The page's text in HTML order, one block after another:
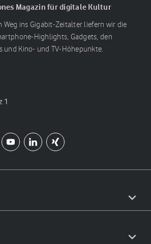
Magazin für digitale Kultur
Weg ins Gigabit-Zeitalter liefern wir die
Highlights, Gadgets, den
und Kino- und TV-Höhepunkte.
1